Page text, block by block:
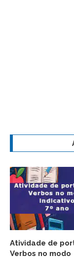
Atividade de
Verbos no modo